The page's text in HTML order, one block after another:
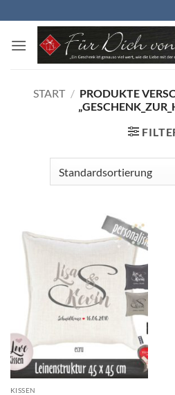
Inhalt
springen
START / PRODUKTE
KISSEN